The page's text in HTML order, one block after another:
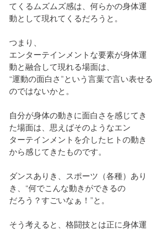
てくるムズムズ感は、何らかの身体運
動として現れてくるだろうと。
つまり、
エンターテインメントな要素が身体運
動と融合して現れる場面は、
“運動の面白さ”という言葉で言い表せる
のではないかと。
自分が身体の動きに面白さを感じてき
た場面は、思えばそのようなエン
ターテインメントを介したヒトの動き
から感じてきたものです。
ダンスありき、スポーツ（各種）あり
き、“何でこんな動きができるの
だろう？すごいなぁ！”と。
そう考えると、格闘技とは正に身体運